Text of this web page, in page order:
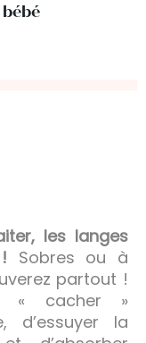
les langes
Sobres ou à
partout !
« cacher »
d’essuyer la